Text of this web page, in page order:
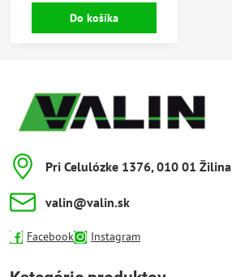
Do košíka
Pri Celulózke 1376, 010 01 Žilina
valin​@valin​.sk
Facebook Instagram